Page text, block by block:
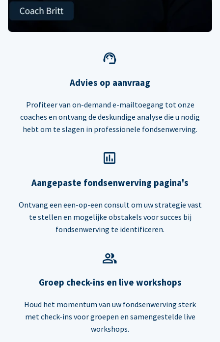
Advies op aanvraag
Profiteer van on-demand e-mailtoegang tot onze
coaches en ontvang de deskundige analyse die u nodig
hebt om te slagen in professionele fondsenwerving.
Aangepaste fondsenwerving pagina's
Ontvang een een-op-een consult om uw strategie vast
te stellen en mogelijke obstakels voor succes bij
fondsenwerving te identificeren.
Groep check-ins en live workshops
Houd het momentum van uw fondsenwerving sterk
met check-ins voor groepen en samengestelde live
workshops.